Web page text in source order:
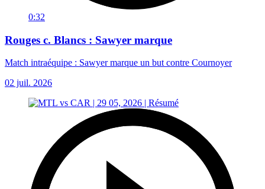
0:32
Rouges c. Blancs : Sawyer marque
Match intraéquipe : Sawyer marque un but contre Cournoyer
02 juil. 2026